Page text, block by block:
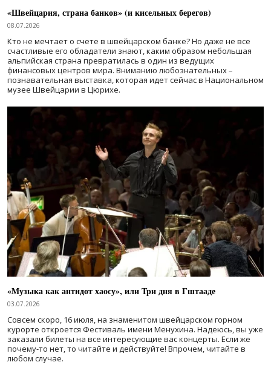
«Швейцария, страна банков» (и кисельных берегов)
08.07.2026
Кто не мечтает о счете в швейцарском банке? Но даже не все
счастливые его обладатели знают, каким образом небольшая
альпийская страна превратилась в один из ведущих
финансовых центров мира. Вниманию любознательных –
познавательная выставка, которая идет сейчас в Национальном
музее Швейцарии в Цюрихе.
«Музыка как антидот хаосу», или Три дня в Гштааде
03.07.2026
Совсем скоро, 16 июля, на знаменитом швейцарском горном
курорте откроется Фестиваль имени Менухина. Надеюсь, вы уже
заказали билеты на все интересующие вас концерты. Если же
почему-то нет, то читайте и действуйте! Впрочем, читайте в
любом случае.